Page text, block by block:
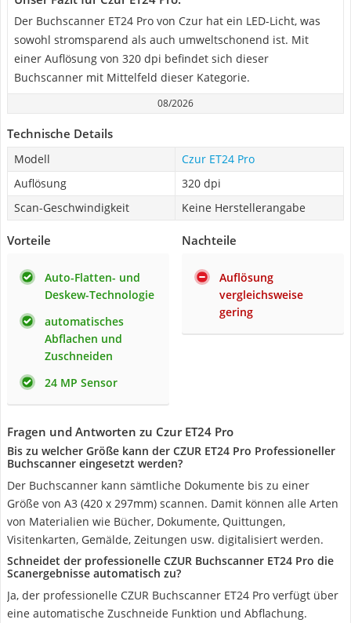
Der Buchscanner ET24 Pro von Czur hat ein LED-Licht, was
sowohl stromsparend als auch umweltschonend ist. Mit
einer Auflösung von 320 dpi befindet sich dieser
Buchscanner mit Mittelfeld dieser Kategorie.
08/2026
Technische Details
Modell
Czur ET24 Pro
Auflösung
320 dpi
Scan-Geschwindigkeit
Keine Herstellerangabe
Vorteile
Auto-Flatten- und
Deskew-Technologie
automatisches
Abflachen und
Zuschneiden
24 MP Sensor
Nachteile
Auflösung
vergleichsweise
gering
Fragen und Antworten zu Czur ET24 Pro
Bis zu welcher Größe kann der CZUR ET24 Pro Professioneller
Buchscanner eingesetzt werden?
Der Buchscanner kann sämtliche Dokumente bis zu einer
Größe von A3 (420 x 297mm) scannen. Damit können alle Arten
von Materialien wie Bücher, Dokumente, Quittungen,
Visitenkarten, Gemälde, Zeitungen usw. digitalisiert werden.
Schneidet der professionelle CZUR Buchscanner ET24 Pro die
Scanergebnisse automatisch zu?
Ja, der professionelle CZUR Buchscanner ET24 Pro verfügt über
eine automatische Zuschneide Funktion und Abflachung.